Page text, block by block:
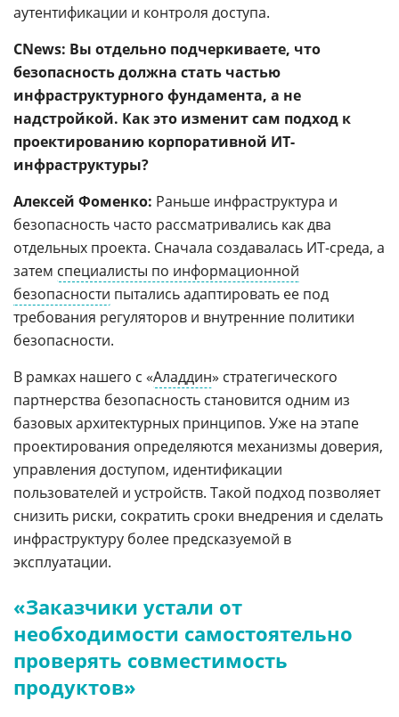
аутентификации и контроля доступа.
CNews: Вы отдельно подчеркиваете, что
безопасность должна стать частью
инфраструктурного фундамента, а не
надстройкой. Как это изменит сам подход к
проектированию корпоративной ИТ-
инфраструктуры?
Алексей Фоменко: Раньше инфраструктура и
безопасность часто рассматривались как два
отдельных проекта. Сначала создавалась ИТ-среда, а
затем специалисты по информационной
безопасности пытались адаптировать ее под
требования регуляторов и внутренние политики
безопасности.
В рамках нашего с «Аладдин» стратегического
партнерства безопасность становится одним из
базовых архитектурных принципов. Уже на этапе
проектирования определяются механизмы доверия,
управления доступом, идентификации
пользователей и устройств. Такой подход позволяет
снизить риски, сократить сроки внедрения и сделать
инфраструктуру более предсказуемой в
эксплуатации.
«Заказчики устали от
необходимости самостоятельно
проверять совместимость
продуктов»